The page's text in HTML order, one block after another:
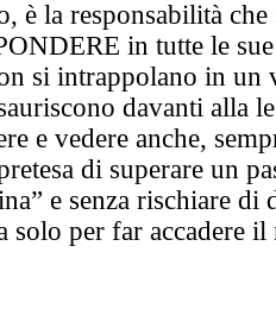
è la responsabilità che
in tutte le
si intrappolano in un
davanti alla
e vedere anche,
di superare un
e senza rischiare di
solo per far accadere